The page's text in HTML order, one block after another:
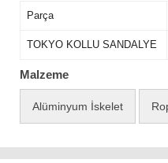
Parça
TOKYO KOLLU SANDALYE
Malzeme
Alüminyum İskelet